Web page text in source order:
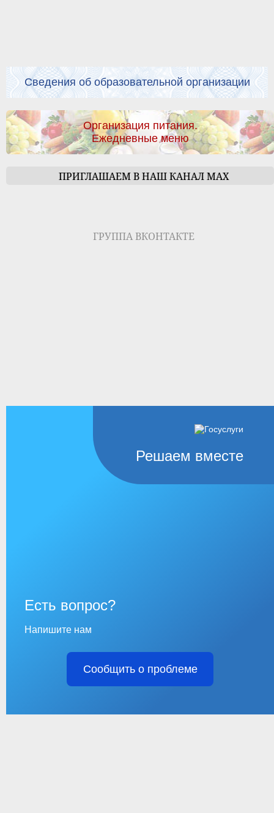
Сведения об образовательной организации
Организация питания.
Ежедневные меню
ПРИГЛАШАЕМ В НАШ КАНАЛ МАХ
ГРУППА ВКОНТАКТЕ
Решаем вместе
Есть вопрос?
Напишите нам
Сообщить о проблеме